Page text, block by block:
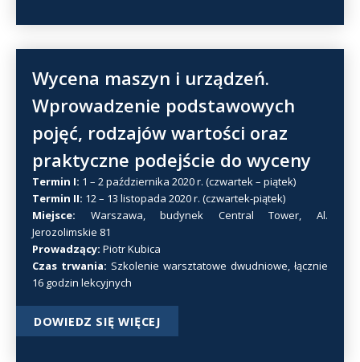
Wycena maszyn i urządzeń.
Wprowadzenie podstawowych
pojęć, rodzajów wartości oraz
praktyczne podejście do wyceny
Termin I: 1 – 2 października 2020 r. (czwartek – piątek)
Termin II: 12 – 13 listopada 2020 r. (czwartek-piątek)
Miejsce: Warszawa, budynek Central Tower, Al.
Jerozolimskie 81
Prowadzący: Piotr Kubica
Czas trwania: Szkolenie warsztatowe dwudniowe, łącznie
16 godzin lekcyjnych
DOWIEDZ SIĘ WIĘCEJ